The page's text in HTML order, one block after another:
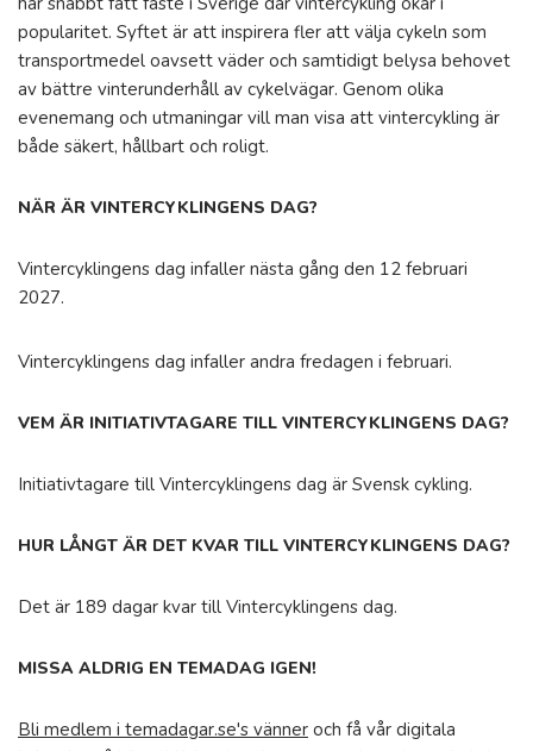
popularitet. Syftet är att inspirera fler att välja cykeln som
transportmedel oavsett väder och samtidigt belysa behovet
av bättre vinterunderhåll av cykelvägar. Genom olika
evenemang och utmaningar vill man visa att vintercykling är
både säkert, hållbart och roligt.
NÄR ÄR VINTERCYKLINGENS DAG?
Vintercyklingens dag infaller nästa gång den 12 februari
2027.
Vintercyklingens dag infaller andra fredagen i februari.
VEM ÄR INITIATIVTAGARE TILL VINTERCYKLINGENS DAG?
Initiativtagare till Vintercyklingens dag är Svensk cykling.
HUR LÅNGT ÄR DET KVAR TILL VINTERCYKLINGENS DAG?
Det är 189 dagar kvar till Vintercyklingens dag.
MISSA ALDRIG EN TEMADAG IGEN!
Bli medlem i temadagar.se's vänner och få vår digitala